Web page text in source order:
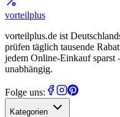
vorteilplus
vorteilplus.de ist
prüfen täglich tausende
jedem Online-Einkauf
unabhängig.
Folge uns:
Kategorien